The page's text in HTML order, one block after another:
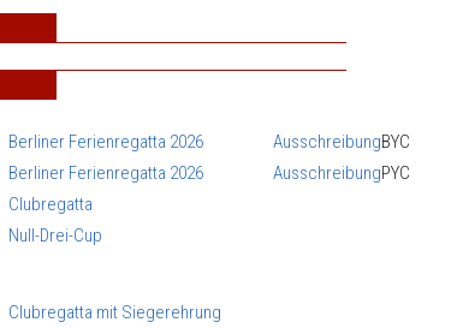
Berliner Ferienregatta 2026 AusschreibungBYC
Berliner Ferienregatta 2026 AusschreibungPYC
Clubregatta
Null-Drei-Cup
Clubregatta mit Siegerehrung